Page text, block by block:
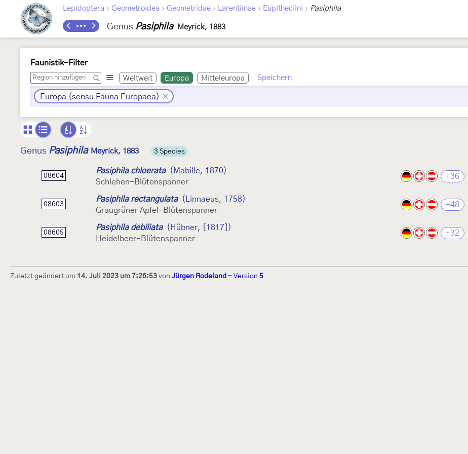
Lepidoptera › Geometroidea › Geometridae › Larentiinae › Eupitheciini › Pasiphila
Genus Pasiphila Meyrick, 1883
Faunistik-Filter
Weltweit Europa Mitteleuropa Speichern
Europa (sensu Fauna Europaea)
Genus Pasiphila Meyrick, 1883 3 Species
08604
Pasiphila chloerata
(Mabille, 1870)
Schlehen-Blütenspanner
+36
08603
Pasiphila rectangulata
(Linnaeus, 1758)
Graugrüner Apfel-Blütenspanner
+48
08605
Pasiphila debiliata
(Hübner, [1817])
Heidelbeer-Blütenspanner
+32
Zuletzt geändert am 14. Juli 2023 um 7:26:53 von Jürgen Rodeland - Version 5